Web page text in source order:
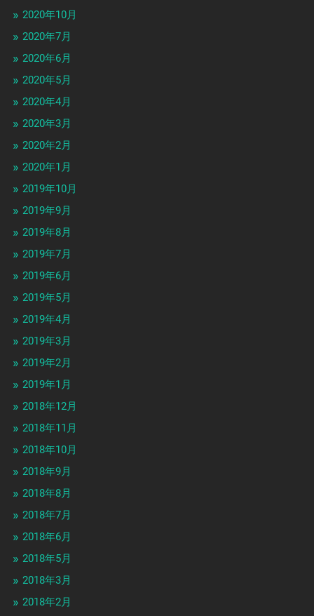
2020年10月
2020年7月
2020年6月
2020年5月
2020年4月
2020年3月
2020年2月
2020年1月
2019年10月
2019年9月
2019年8月
2019年7月
2019年6月
2019年5月
2019年4月
2019年3月
2019年2月
2019年1月
2018年12月
2018年11月
2018年10月
2018年9月
2018年8月
2018年7月
2018年6月
2018年5月
2018年3月
2018年2月